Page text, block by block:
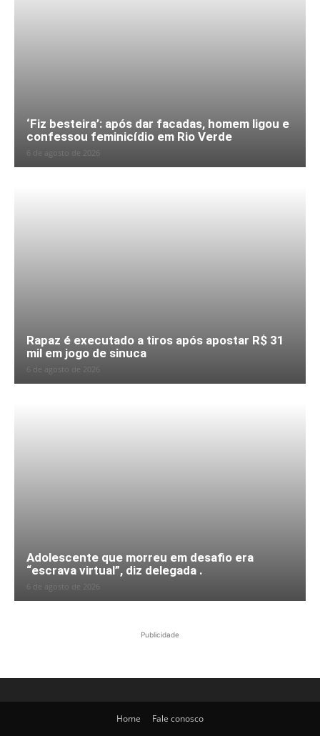
‘Fiz besteira’: após dar facadas, homem ligou e
confessou feminicídio em Rio Verde
6 de agosto de 2026
Rapaz é executado a tiros após apostar R$ 31
mil em jogo de sinuca
6 de agosto de 2026
Adolescente que morreu em desafio era
“escrava virtual”, diz delegada .
6 de agosto de 2026
Publicidade
Home Fale conosco